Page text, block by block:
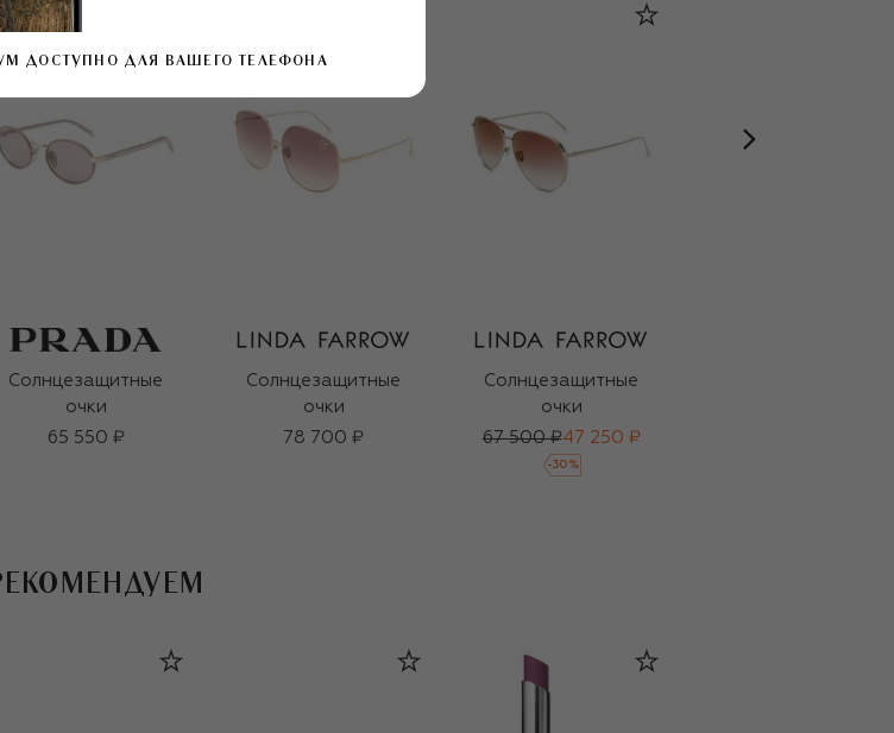
Солнцезащитные
очки
65 550 ₽
Солнцезащитные
очки
78 700 ₽
Солнцезащитные
очки
67 500 ₽47 250 ₽
-30 %
ДОСТУПНО ДЛЯ ВАШЕГО ТЕЛЕФОНА